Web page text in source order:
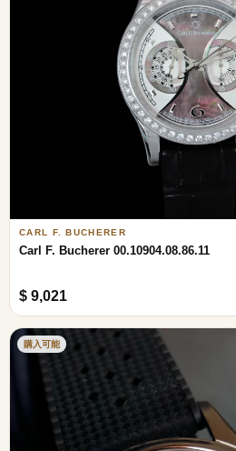
CARL F. BUCHERER
Carl F. Bucherer 00.10904.08.86.11
$ 9,021
購入可能